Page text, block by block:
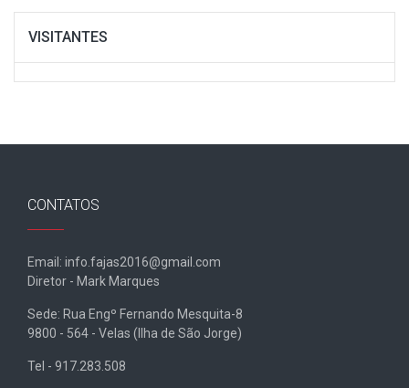
VISITANTES
CONTATOS
Email: info.fajas2016@gmail.com
Diretor - Mark Marques
Sede: Rua Engº Fernando Mesquita-8
9800 - 564 - Velas (Ilha de São Jorge)
Tel - 917.283.508